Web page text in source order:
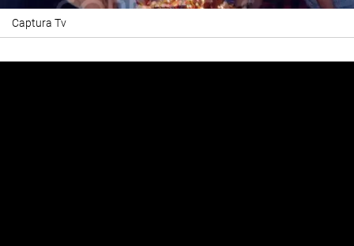
Captura Tv